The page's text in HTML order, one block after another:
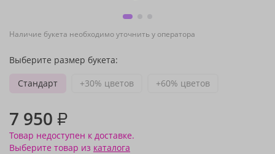
Наличие букета необходимо уточнить у оператора
Выберите размер букета:
Стандарт
+30% цветов +60% цветов
7 950 ₽
Товар недоступен к доставке.
Выберите товар из каталога